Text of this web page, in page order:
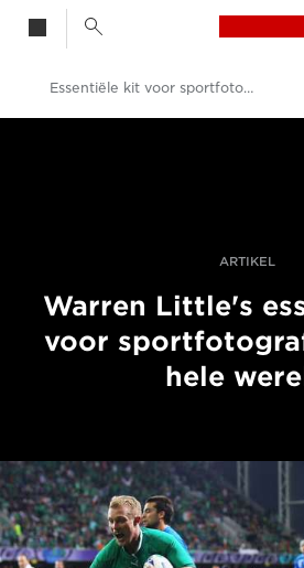
Essentiële kit voor sportfotografie
ARTIKEL
Warren Little's
voor
hele